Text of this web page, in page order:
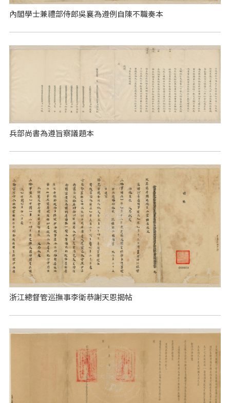
內閣學士兼禮部侍郎吳襄為遵例自陳不職奏本
兵部尚書為遵旨察議題本
浙江總督管巡撫事李衛恭謝天恩揭帖